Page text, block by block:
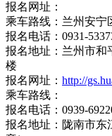
报名网址：
乘车路线：兰州安宁
报名电话：0931-
报名地址：兰州市和
楼
报名网址： http://
乘车路线：
报名电话：0939-
报名地址：陇南市东